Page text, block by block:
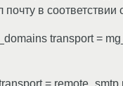
в соответствии
transport =
= remote_smtp